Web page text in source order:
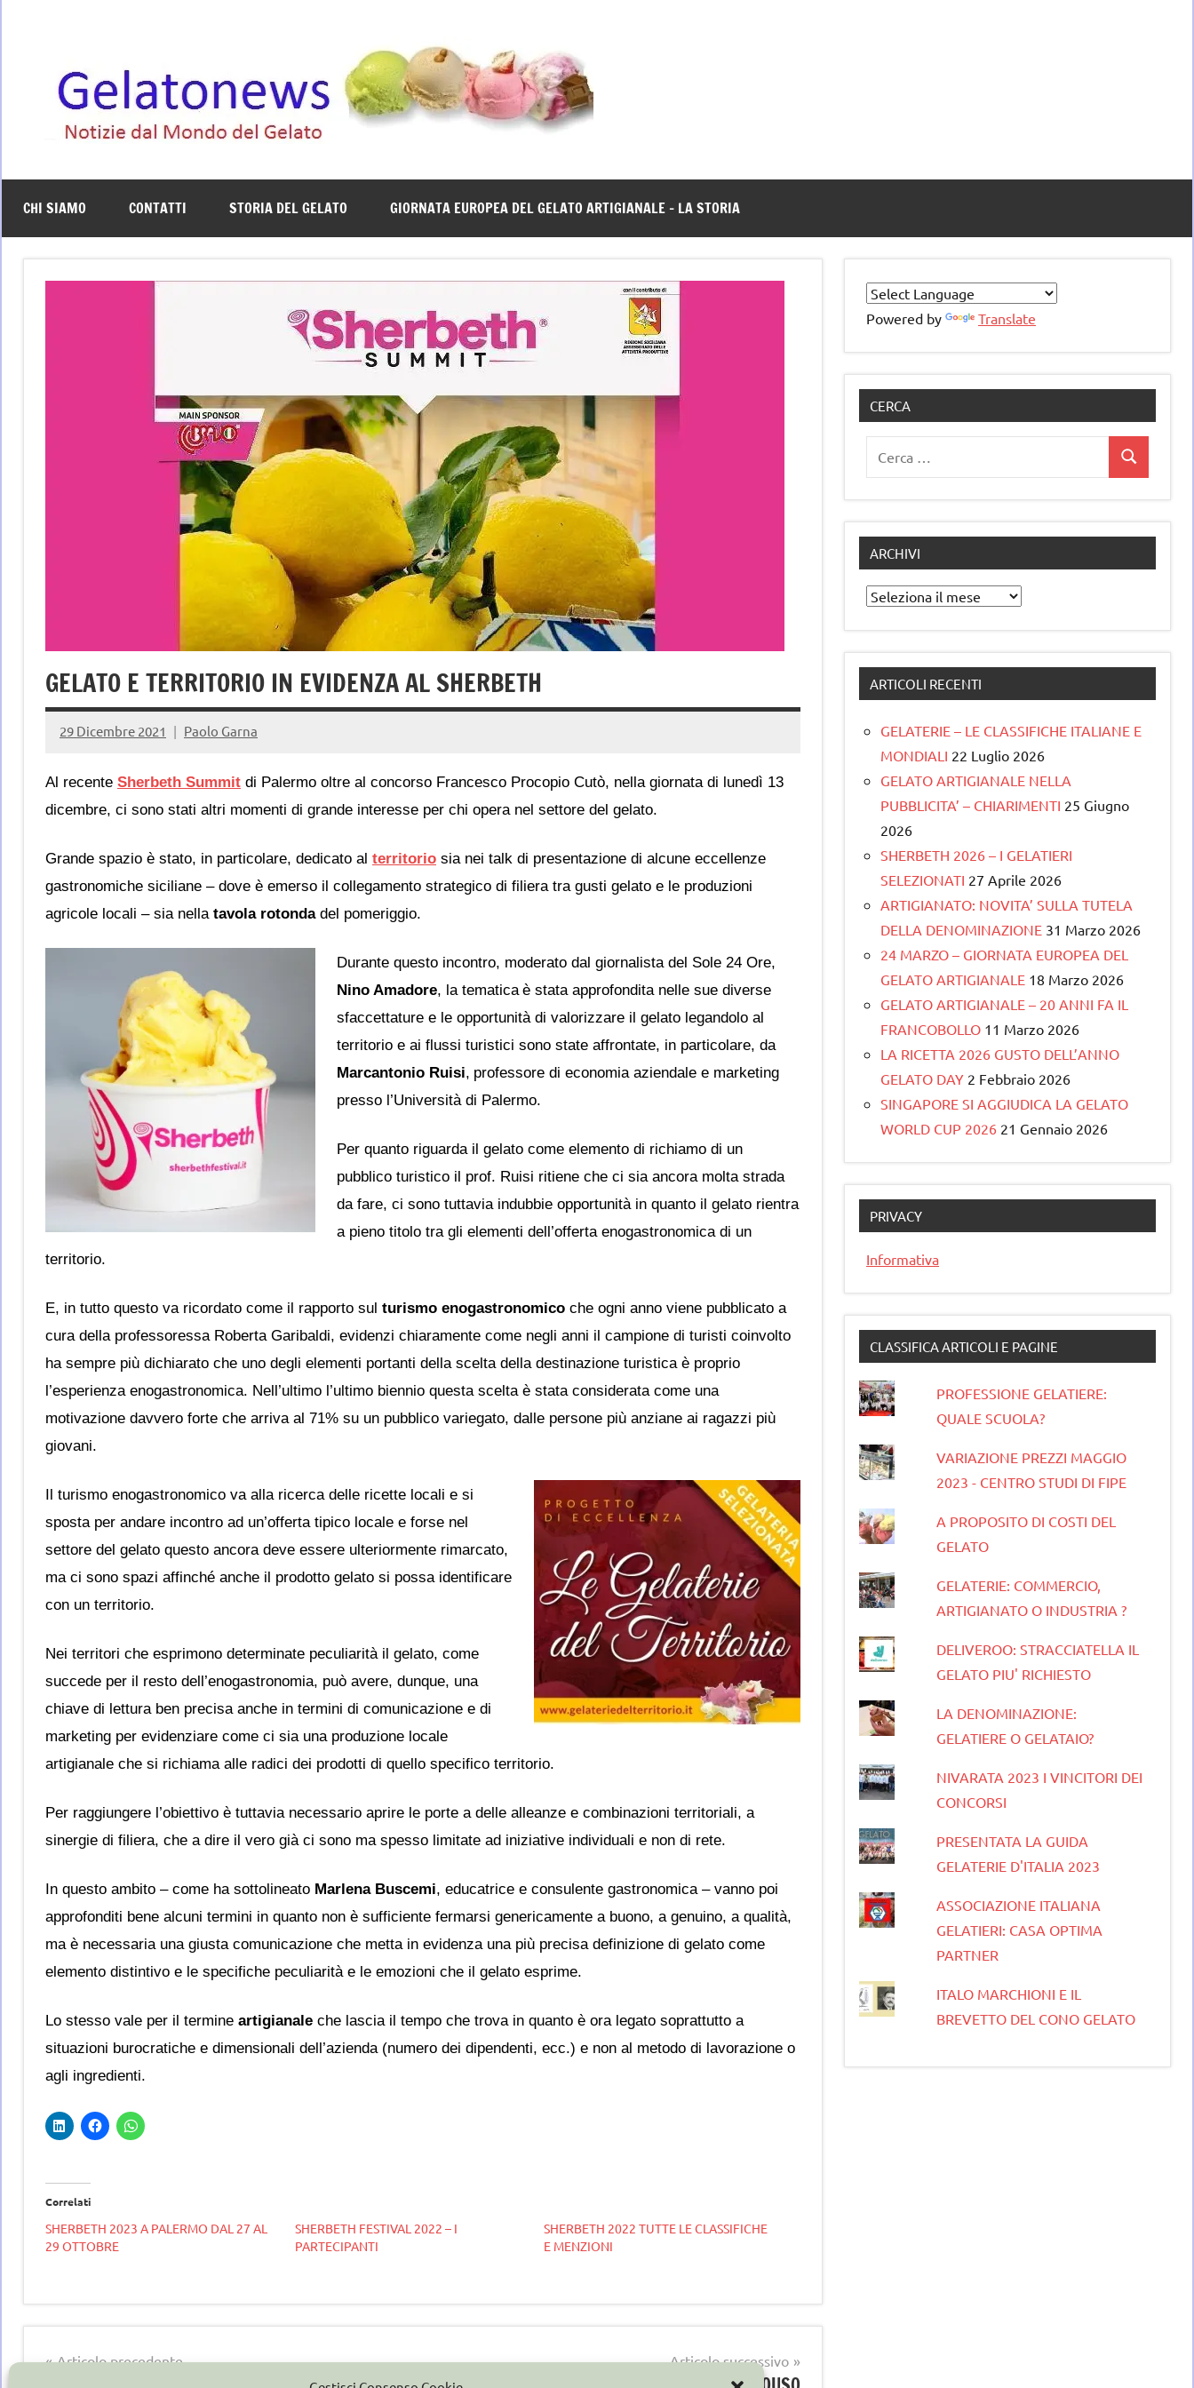
artigianale
CHI SIAMO CONTATTI STORIA DEL GELATO GIORNATA EUROPEA DEL GELATO ARTIGIANALE – LA STORIA
GELATO E TERRITORIO IN EVIDENZA AL SHERBETH
29 Dicembre 2021 Paolo Garna
Al recente Sherbeth Summit di Palermo oltre al concorso Francesco Procopio Cutò, nella giornata di lunedì 13
dicembre, ci sono stati altri momenti di grande interesse per chi opera nel settore del gelato.
Grande spazio è stato, in particolare, dedicato al territorio sia nei talk di presentazione di alcune eccellenze
gastronomiche siciliane – dove è emerso il collegamento strategico di filiera tra gusti gelato e le produzioni
agricole locali – sia nella tavola rotondadel pomeriggio.
Durante questo incontro, moderato dal giornalista del Sole 24 Ore,
Nino Amadore, la tematica è stata approfonditanelle sue diverse
sfaccettature e le opportunità di valorizzare il gelato legandolo al
territorio e ai flussi turistici sono state affrontate, in particolare, da
Marcantonio Ruisi, professore di economia aziendale e marketing
presso l’Università di Palermo.
Per quanto riguarda il gelato come elemento di richiamo di un
pubblico turistico il prof. Ruisi ritiene che ci sia ancora molta strada
da fare, ci sono tuttavia indubbie opportunità in quanto il gelato rientra
a pieno titolo tra gli elementi dell’offerta enogastronomica di un
territorio.
E, in tutto questo va ricordato come il rapporto sul turismo enogastronomico che ogni anno viene pubblicato a
cura della professoressa Roberta Garibaldi, evidenzi chiaramente come negli anni il campione di turisti coinvolto
ha sempre più dichiarato che uno degli elementi portanti della scelta della destinazione turistica è proprio
l’esperienza enogastronomica. Nell’ultimo l’ultimo biennio questa scelta è stata considerata come una
motivazione davvero forte che arriva al 71% su un pubblico variegato, dalle persone più anziane ai ragazzi più
giovani.
Il turismo enogastronomico va alla ricerca delle ricette locali e si
sposta per andare incontro ad un’offerta tipico locale e forse nel
settore del gelato questo ancora deve essere ulteriormente rimarcato,
ma ci sono spazi affinché anche il prodotto gelato si possa identificare
con un territorio.
Nei territori che esprimono determinate peculiarità il gelato, come
succede per il resto dell’enogastronomia, può avere, dunque, una
chiave di lettura ben precisa anche in termini di comunicazione e di
marketing per evidenziare come ci sia una produzione locale
artigianale che si richiama alle radici dei prodotti di quello specifico territorio.
Per raggiungere l’obiettivo è tuttavia necessario aprire le porte a delle alleanze e combinazioni territoriali, a
sinergie di filiera, che a dire il vero già ci sono ma spesso limitate ad iniziative individuali e non di rete.
In questo ambito – come ha sottolineato Marlena Buscemi, educatrice e consulente gastronomica – vanno poi
approfonditi bene alcuni termini in quanto non è sufficiente fermarsi genericamente a buono, a genuino, a qualità,
ma è necessaria una giusta comunicazione che metta in evidenza una più precisa definizione di gelato come
elemento distintivo e le specifiche peculiarità e le emozioni che il gelato esprime.
Lo stesso vale per il termine artigianale che lascia il tempo che trova in quanto è ora legato soprattutto a
situazioni burocratiche e dimensionali dell’azienda (numero dei dipendenti, ecc.) e non al metodo di lavorazione o
agli ingredienti.
Correlati
SHERBETH 2023 A PALERMO DAL 27 AL
29 OTTOBRE
SHERBETH FESTIVAL 2022 – I
PARTECIPANTI
SHERBETH 2022 TUTTE LE CLASSIFICHE
E MENZIONI
Gelaterie,
Navigazione
Articolo precedente Articolo successivo
Powered by Translate
CERCA
Cerca
ARCHIVI
Archivi
ARTICOLI RECENTI
GELATERIE – LE CLASSIFICHE ITALIANE E
MONDIALI 22 Luglio 2026
GELATO ARTIGIANALE NELLA
PUBBLICITA’ – CHIARIMENTI 25 Giugno
2026
SHERBETH 2026 – I GELATIERI
SELEZIONATI 27 Aprile 2026
ARTIGIANATO: NOVITA’ SULLA TUTELA
DELLA DENOMINAZIONE 31 Marzo 2026
24 MARZO – GIORNATA EUROPEA DEL
GELATO ARTIGIANALE 18 Marzo 2026
GELATO ARTIGIANALE – 20 ANNI FA IL
FRANCOBOLLO 11 Marzo 2026
LA RICETTA 2026 GUSTO DELL’ANNO
GELATO DAY 2 Febbraio 2026
SINGAPORE SI AGGIUDICA LA GELATO
WORLD CUP 2026 21 Gennaio 2026
PRIVACY
Informativa
CLASSIFICA ARTICOLI E PAGINE
PROFESSIONE GELATIERE:
QUALE SCUOLA?
VARIAZIONE PREZZI MAGGIO
2023 - CENTRO STUDI DI FIPE
A PROPOSITO DI COSTI DEL
GELATO
GELATERIE: COMMERCIO,
ARTIGIANATO O INDUSTRIA ?
DELIVEROO: STRACCIATELLA IL
GELATO PIU' RICHIESTO
LA DENOMINAZIONE:
GELATIERE O GELATAIO?
NIVARATA 2023 I VINCITORI DEI
CONCORSI
PRESENTATA LA GUIDA
GELATERIE D'ITALIA 2023
ASSOCIAZIONE ITALIANA
GELATIERI: CASA OPTIMA
PARTNER
ITALO MARCHIONI E IL
BREVETTO DEL CONO GELATO